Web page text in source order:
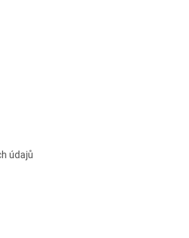
údajů